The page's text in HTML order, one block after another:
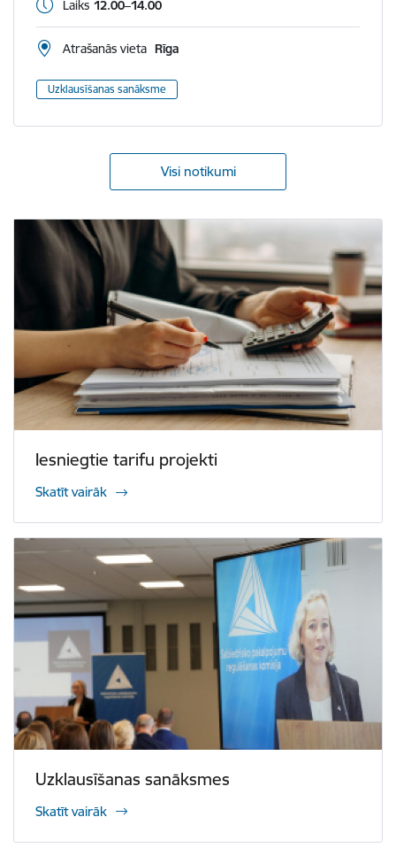
Laiks 12.00–14.00
Atrašanās vieta Rīga
Uzklausīšanas sanāksme
Visi notikumi
Iesniegtie tarifu projekti
Skatīt vairāk
Uzklausīšanas sanāksmes
Skatīt vairāk